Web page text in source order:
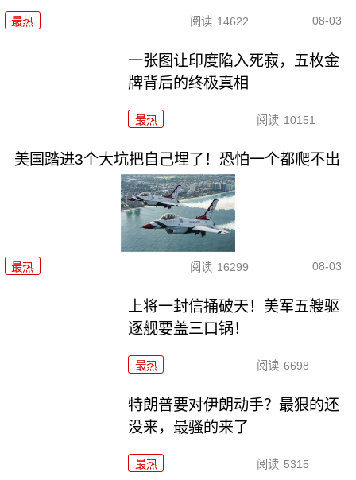
最热 阅读 14622 08-03
一张图让印度陷入死寂，五枚金
牌背后的终极真相
最热 阅读 10151
美国踏进3个大坑把自己埋了！恐怕一个都爬不出
最热 阅读 16299 08-03
上将一封信捅破天！美军五艘驱
逐舰要盖三口锅！
最热 阅读 6698
特朗普要对伊朗动手？最狠的还
没来，最骚的来了
最热 阅读 5315